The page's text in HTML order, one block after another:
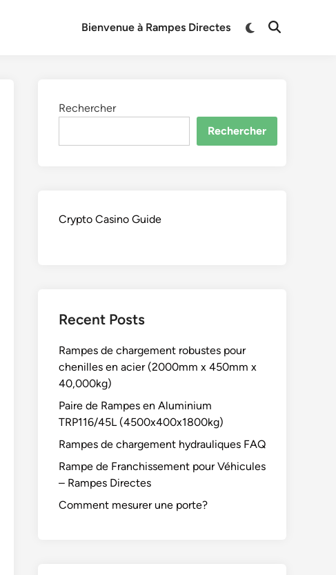
Bienvenue à Rampes Directes
Switch
Open
Rechercher
Rechercher
Crypto Casino Guide
Recent Posts
Rampes de chargement robustes pour
chenilles en acier (2000mm x 450mm x
40,000kg)
Paire de Rampes en Aluminium
TRP116/45L (4500x400x1800kg)
Rampes de chargement hydrauliques FAQ
Rampe de Franchissement pour Véhicules
– Rampes Directes
Comment mesurer une porte?